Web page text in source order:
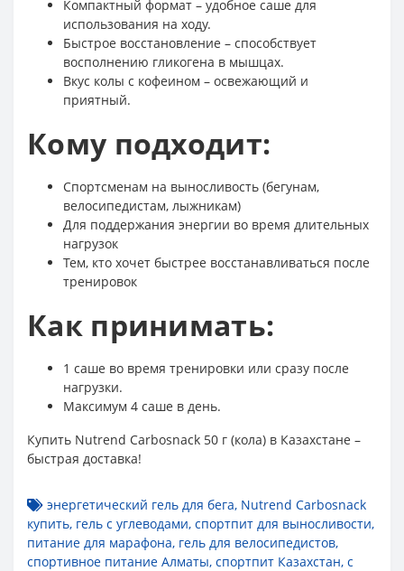
Компактный формат – удобное саше для
использования на ходу.
Быстрое восстановление – способствует
восполнению гликогена в мышцах.
Вкус колы с кофеином – освежающий и
приятный.
Кому подходит:
Спортсменам на выносливость (бегунам,
велосипедистам, лыжникам)
Для поддержания энергии во время длительных
нагрузок
Тем, кто хочет быстрее восстанавливаться после
тренировок
Как принимать:
1 саше во время тренировки или сразу после
нагрузки.
Максимум 4 саше в день.
Купить Nutrend Carbosnack 50 г (кола) в Казахстане –
быстрая доставка!
энергетический гель для бега, Nutrend Carbosnack
купить, гель с углеводами, спортпит для выносливости,
питание для марафона, гель для велосипедистов,
спортивное питание Алматы, спортпит Казахстан, с